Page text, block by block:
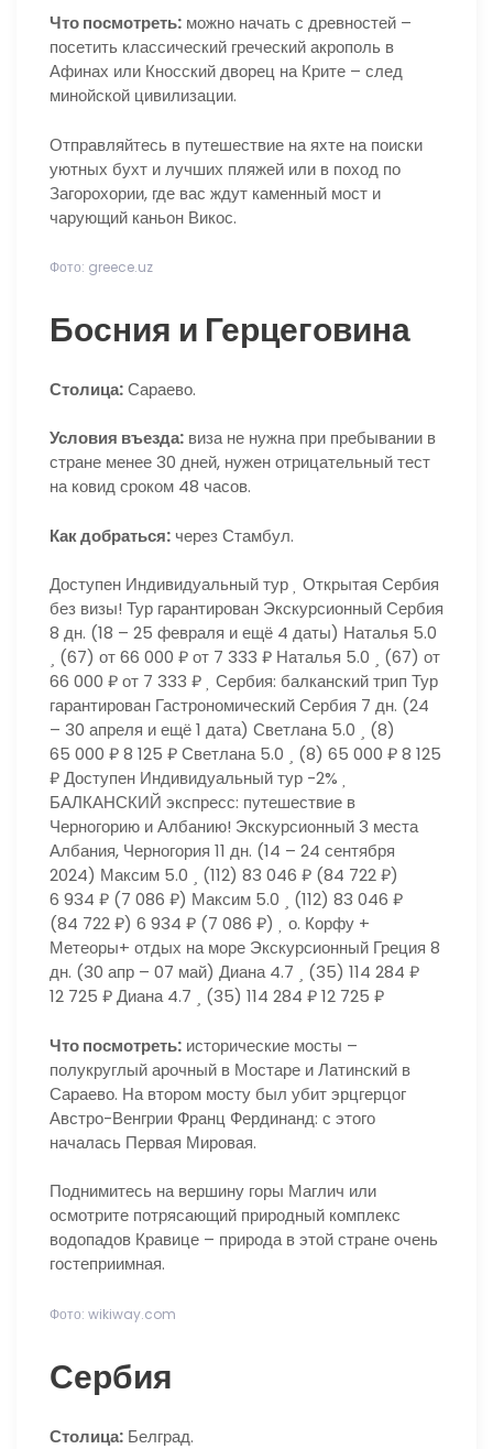
Что посмотреть: можно начать с древностей –
посетить классический греческий акрополь в
Афинах или Кносский дворец на Крите – след
минойской цивилизации.
Отправляйтесь в путешествие на яхте на поиски
уютных бухт и лучших пляжей или в поход по
Загорохории, где вас ждут каменный мост и
чарующий каньон Викос.
Фото: greece.uz
Босния и Герцеговина
Столица:Сараево.
Условия въезда: виза не нужна при пребывании в
стране менее 30 дней, нужен отрицательный тест
на ковид сроком 48 часов.
Как добраться: через Стамбул.
Доступен Индивидуальный тур
Открытая Сербия
без визы! Тур гарантирован Экскурсионный Сербия
8 дн. (18 – 25 февраля и ещё 4 даты) Наталья 5.0
(67) от 66 000 ₽от 7 333 ₽ Наталья 5.0 (67) от
66 000 ₽от 7 333 ₽
Сербия: балканский трип Тур
гарантирован Гастрономический Сербия 7 дн. (24
– 30 апреля и ещё 1 дата) Светлана 5.0
(8)
65 000 ₽8 125 ₽Светлана 5.0 (8) 65 000 ₽8 125
₽Доступен Индивидуальный тур -2%
БАЛКАНСКИЙ экспресс: путешествие в
Черногорию и Албанию! Экскурсионный 3 места
Албания, Черногория 11 дн. (14 – 24 сентября
2024) Максим 5.0 (112) 83 046 ₽ (84 722 ₽)
6 934 ₽ (7 086 ₽) Максим 5.0 (112) 83 046 ₽
(84 722 ₽) 6 934 ₽ (7 086 ₽)
о. Корфу +
Метеоры+ отдых на море Экскурсионный Греция 8
дн. (30 апр – 07 май) Диана 4.7 (35) 114 284 ₽
12 725 ₽Диана 4.7 (35) 114 284 ₽12 725 ₽
Что посмотреть: исторические мосты –
полукруглый арочный в Мостаре и Латинский в
Сараево. На втором мосту был убит эрцгерцог
Австро-Венгрии Франц Фердинанд: с этого
началась Первая Мировая.
Поднимитесь на вершину горы Маглич или
осмотрите потрясающий природный комплекс
водопадов Кравице – природа в этой стране очень
гостеприимная.
Фото: wikiway.com
Сербия
Столица: Белград.